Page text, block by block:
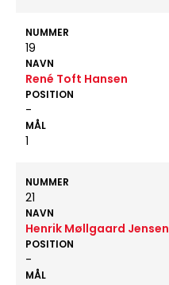
NUMMER
19
NAVN
René Toft Hansen
POSITION
-
MÅL
1
NUMMER
21
NAVN
Henrik Møllgaard Jensen
POSITION
-
MÅL